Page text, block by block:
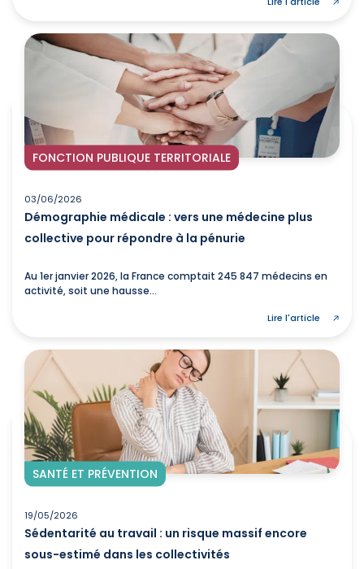
FONCTION PUBLIQUE TERRITORIALE
03/06/2026
Démographie médicale : vers une médecine plus
collective pour répondre à la pénurie
Au 1er janvier 2026, la France comptait 245 847 médecins en
activité, soit une hausse...
Lire l'article
SANTÉ ET PRÉVENTION
19/05/2026
Sédentarité au travail : un risque massif encore
sous-estimé dans les collectivités